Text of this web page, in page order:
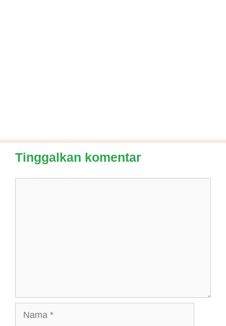
Tinggalkan komentar
Nama